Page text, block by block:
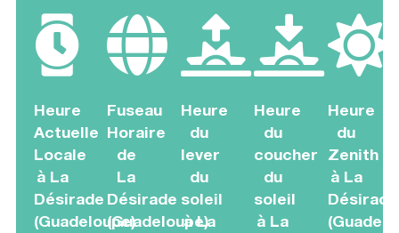
Heure
Actuelle
Locale
à La
Désirade
(Guadeloupe)
Fuseau
Horaire
de
La
Désirade
(Guadeloupe)
Heure
du
lever
du
soleil
à La
Heure
du
coucher
du
soleil
à La
Heure
du
Zenith
à La
Désirade